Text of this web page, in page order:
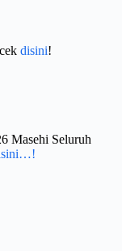
disini!
Masehi Seluruh